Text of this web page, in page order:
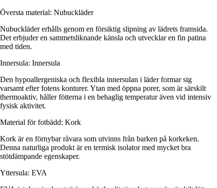
Översta material: Nubuckläder
Nubuckläder erhålls genom en försiktig slipning av lädrets framsida.
Det erbjuder en sammetsliknande känsla och utvecklar en fin patina
med tiden.
Innersula: Innersula
Den hypoallergeniska och flexibla innersulan i läder formar sig
varsamt efter fotens konturer. Ytan med öppna porer, som är särskilt
thermoaktiv, håller fötterna i en behaglig temperatur även vid intensiv
fysisk aktivitet.
Material för fotbädd: Kork
Kork är en förnybar råvara som utvinns från barken på korkeken.
Denna naturliga produkt är en termisk isolator med mycket bra
stötdämpande egenskaper.
Yttersula: EVA